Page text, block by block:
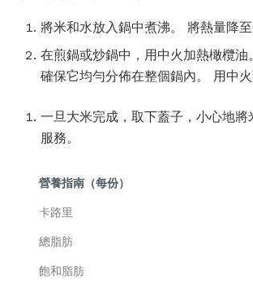
將米和水放入鍋中煮沸。 將熱量降
在煎鍋或炒鍋中，用中火加熱橄欖
確保它均勻分佈在整個鍋內。 用中
一旦大米完成，取下蓋子，小心地
服務。
營養指南（每份）
卡路里
總脂肪
飽和脂肪